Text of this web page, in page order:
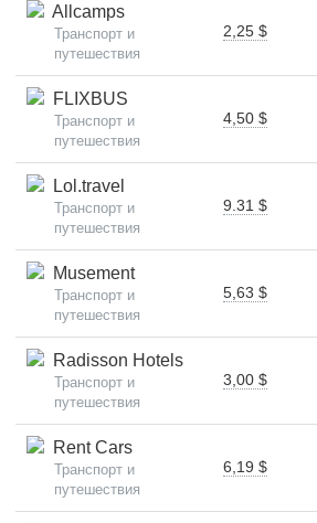
Allcamps
Транспорт и
путешествия
2,25 $
FLIXBUS
Транспорт и
путешествия
4,50 $
Lol.travel
Транспорт и
путешествия
9.31 $
Musement
Транспорт и
путешествия
5,63 $
Radisson Hotels
Транспорт и
путешествия
3,00 $
Rent Cars
Транспорт и
путешествия
6,19 $